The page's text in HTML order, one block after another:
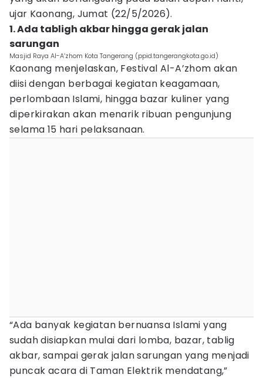
ujar Kaonang, Jumat (22/5/2026).
1. Ada tabligh akbar hingga gerak jalan
sarungan
Masjid Raya Al-A’zhom Kota Tangerang (ppid.tangerangkota.go.id)
Kaonang menjelaskan, Festival Al-A’zhom akan
diisi dengan berbagai kegiatan keagamaan,
perlombaan Islami, hingga bazar kuliner yang
diperkirakan akan menarik ribuan pengunjung
selama 15 hari pelaksanaan.
“Ada banyak kegiatan bernuansa Islami yang
sudah disiapkan mulai dari lomba, bazar, tablig
akbar, sampai gerak jalan sarungan yang menjadi
puncak acara di Taman Elektrik mendatang,”